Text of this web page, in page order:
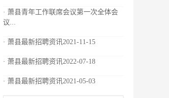
· 萧县青年工作联席会议第一次全体会
议...
· 萧县最新招聘资讯2021-11-15
· 萧县最新招聘资讯2022-07-18
· 萧县最新招聘资讯2021-05-03